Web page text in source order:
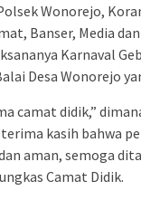
Wonorejo,
Banser, Media
Karnaval
Desa Wonorejo
camat didik,”
kasih bahwa
aman, semoga
Camat Didik.